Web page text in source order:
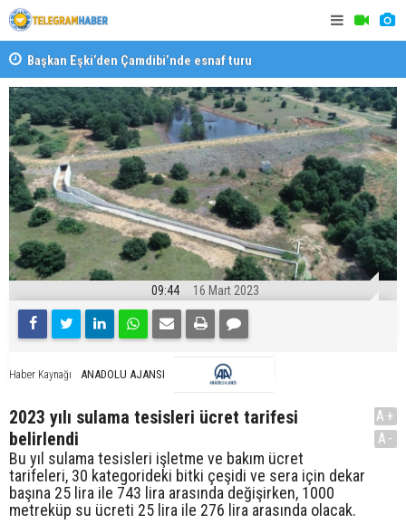
Başkan Eşki’den Çamdibi’nde esnaf turu
09:44 16 Mart 2023
Haber Kaynağı ANADOLU AJANSI
2023 yılı sulama tesisleri ücret tarifesi
belirlendi
Bu yıl sulama tesisleri işletme ve bakım ücret
tarifeleri, 30 kategorideki bitki çeşidi ve sera için dekar
başına 25 lira ile 743 lira arasında değişirken, 1000
metreküp su ücreti 25 lira ile 276 lira arasında olacak.
A+
A-